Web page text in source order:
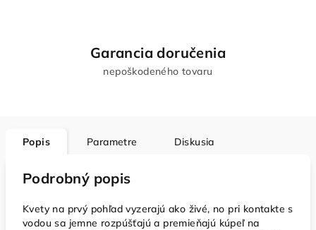
Garancia doručenia
nepoškodeného tovaru
Popis Parametre Diskusia
Podrobný popis
Kvety na prvý pohľad vyzerajú ako živé, no pri kontakte s
vodou sa jemne rozpúšťajú a premieňajú kúpeľ na